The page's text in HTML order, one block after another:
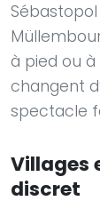
à pied ou à
changent
spectacle
Villages
discret